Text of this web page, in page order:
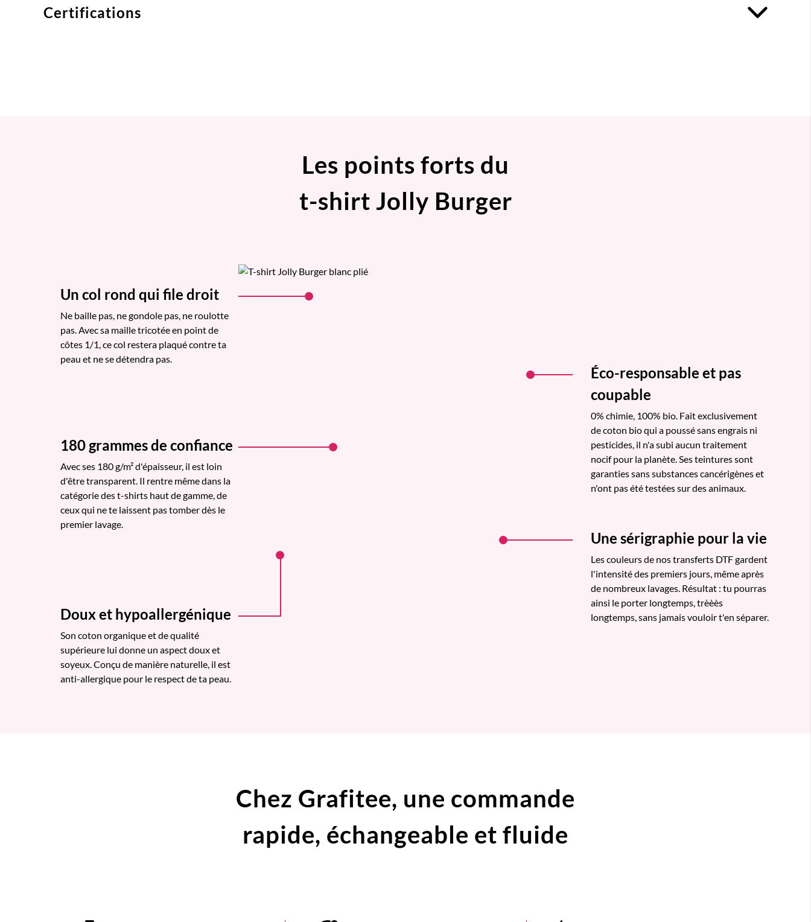
Certifications
Les points forts du
t-shirt Jolly Burger
Un col rond qui file droit
Ne baille pas, ne gondole pas, ne roulotte
pas. Avec sa maille tricotée en point de
côtes 1/1, ce col restera plaqué contre ta
peau et ne se détendra pas.
Éco-responsable et pas
coupable
0% chimie, 100% bio. Fait exclusivement
de coton bio qui a poussé sans engrais ni
pesticides, il n'a subi aucun traitement
nocif pour la planète. Ses teintures sont
garanties sans substances cancérigènes et
n'ont pas été testées sur des animaux.
180 grammes de confiance
Avec ses 180 g/m² d'épaisseur, il est loin
d'être transparent. Il rentre même dans la
catégorie des t-shirts haut de gamme, de
ceux qui ne te laissent pas tomber dès le
premier lavage.
Une sérigraphie pour la vie
Les couleurs de nos transferts DTF gardent
l'intensité des premiers jours, même après
de nombreux lavages. Résultat : tu pourras
ainsi le porter longtemps, trèèès
longtemps, sans jamais vouloir t'en séparer.
Doux et hypoallergénique
Son coton organique et de qualité
supérieure lui donne un aspect doux et
soyeux. Conçu de manière naturelle, il est
anti-allergique pour le respect de ta peau.
Chez Grafitee, une commande
rapide, échangeable et fluide